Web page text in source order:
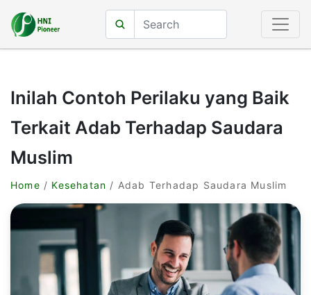
Inilah Contoh Perilaku yang Baik
Terkait Adab Terhadap Saudara
Muslim
Home / Kesehatan / Adab Terhadap Saudara Muslim